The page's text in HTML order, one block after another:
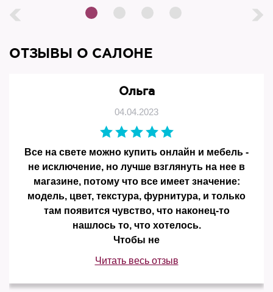
ОТЗЫВЫ О САЛОНЕ
Ольга
04.04.2023
Все на свете можно купить онлайн и мебель -
не исключение, но лучше взглянуть на нее в
магазине, потому что все имеет значение:
модель, цвет, текстура, фурнитура, и только
там появится чувство, что наконец-то
нашлось то, что хотелось.
Чтобы не
Читать весь отзыв